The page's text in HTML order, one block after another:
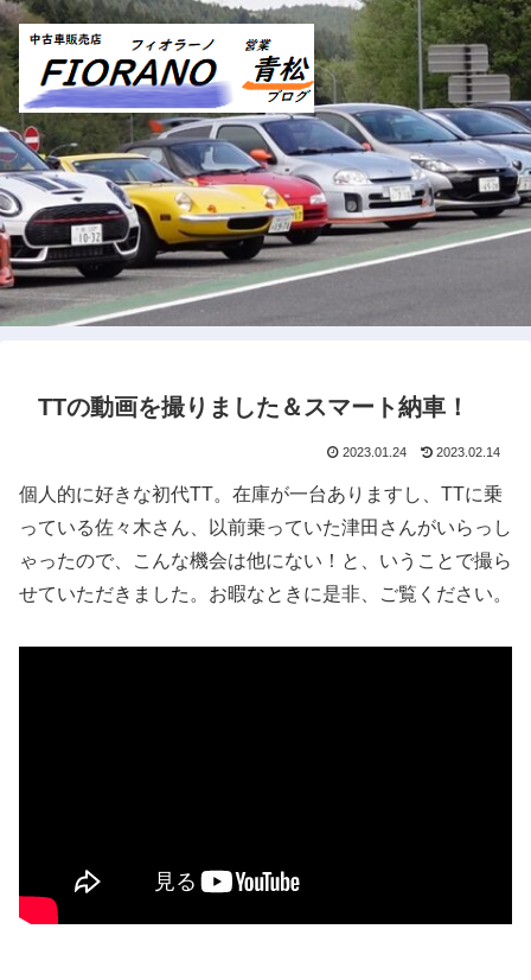
TTの動画を撮りました＆スマート納車！
2023.01.24 2023.02.14
個人的に好きな初代TT。在庫が一台ありますし、TTに乗
っている佐々木さん、以前乗っていた津田さんがいらっし
ゃったので、こんな機会は他にない！と、いうことで撮ら
せていただきました。お暇なときに是非、ご覧ください。